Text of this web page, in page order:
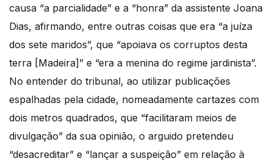
causa “a parcialidade” e a “honra” da assistente Joana
Dias, afirmando, entre outras coisas que era “a juíza
dos sete maridos”, que “apoiava os corruptos desta
terra [Madeira]” e “era a menina do regime jardinista”.
No entender do tribunal, ao utilizar publicações
espalhadas pela cidade, nomeadamente cartazes com
dois metros quadrados, que “facilitaram meios de
divulgação” da sua opinião, o arguido pretendeu
“desacreditar” e “lançar a suspeição” em relação à